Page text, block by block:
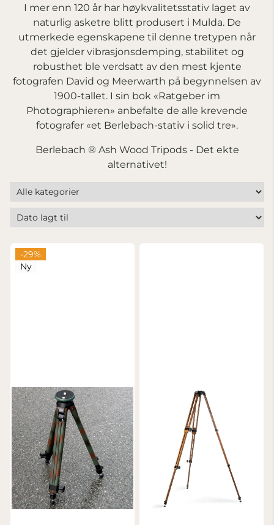
I mer enn 120 år har høykvalitetsstativ laget av
naturlig asketre blitt produsert i Mulda. De
utmerkede egenskapene til denne tretypen når
det gjelder vibrasjonsdemping, stabilitet og
robusthet ble verdsatt av den mest kjente
fotografen David og Meerwarth på begynnelsen av
1900-tallet. I sin bok «Ratgeber im
Photographieren» anbefalte de alle krevende
fotografer «et Berlebach-stativ i solid tre».
Berlebach ® Ash Wood Tripods - Det ekte
alternativet!
-29%
Ny